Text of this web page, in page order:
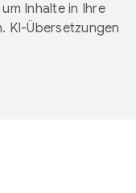
Inhalte in Ihre
KI-Übersetzungen